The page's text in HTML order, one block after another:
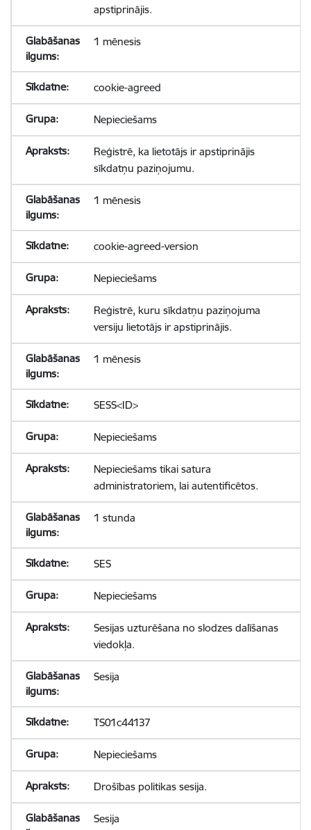
apstiprinājis.
1 mēnesis
cookie-agreed
Nepieciešams
Reģistrē, ka lietotājs ir apstiprinājis
sīkdatņu paziņojumu.
1 mēnesis
cookie-agreed-version
Nepieciešams
Reģistrē, kuru sīkdatņu paziņojuma
versiju lietotājs ir apstiprinājis.
1 mēnesis
SESS<ID>
Nepieciešams
Nepieciešams tikai satura
administratoriem, lai autentificētos.
1 stunda
SES
Nepieciešams
Sesijas uzturēšana no slodzes dalīšanas
viedokļa.
Sesija
TS01c44137
Nepieciešams
Drošības politikas sesija.
Sesija